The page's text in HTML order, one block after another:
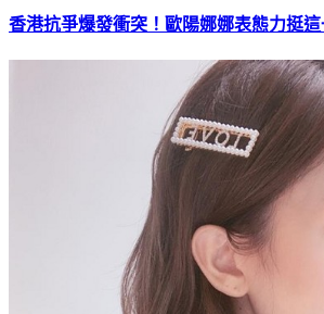
香港抗爭爆發衝突！歐陽娜娜表態力挺